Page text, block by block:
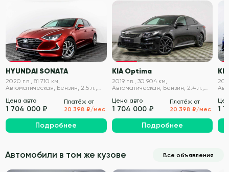
VIN проверен
HYUNDAI SONATA
2020 г.в., 81 710 км,
Автоматическая, Бензин, 2.5 л.,
Цена авто
1 704 000 ₽
Платёж от
20 398 ₽/мес.
Подробнее
VIN проверен
KIA Optima
2019 г.в., 30 904 км,
Автоматическая, Бензин, 2.4 л.,
Цена авто
1 704 000 ₽
Платёж от
20 398 ₽/мес.
Подробнее
1
Автомобили в том же кузове Все объявления